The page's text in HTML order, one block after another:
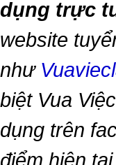
dụng trực
website
như
biệt Vua
dụng trên
điểm hiện tại,